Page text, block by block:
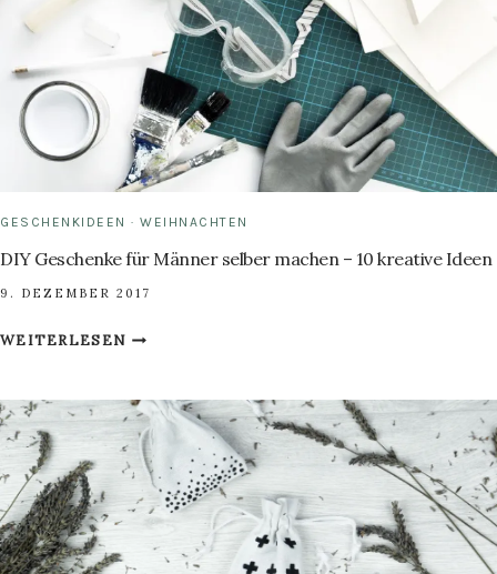
GESCHENKIDEEN · WEIHNACHTEN
DIY Geschenke für Männer selber machen – 10 kreative Ideen
9. DEZEMBER 2017
WEITERLESENDIY
MÄNNER
SELBER
MACHEN
KREATIVE